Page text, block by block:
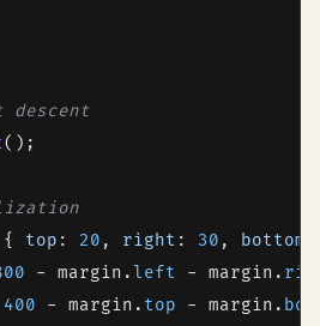
descent
();
{ top : 20 , right : 30 , bottom
- margin.left - margin.
400 - margin. top - margin.